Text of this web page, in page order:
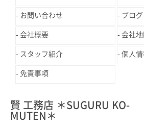
お問い合わせ ブログ
会社概要 会社地
スタッフ紹介 個人
免責事項
賢 工務店 ＊SUGURU KO-
MUTEN＊